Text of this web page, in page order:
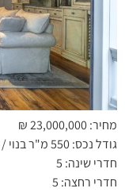
מחיר: 23,000,000 ₪
גודל נכס: 550 מ"ר בנוי / 700 מ"ר מגרש
חדרי שינה: 5
חדרי רחצה: 5